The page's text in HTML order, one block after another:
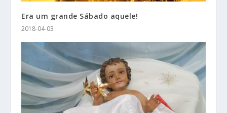
Era um grande Sábado aquele!
2018-04-03